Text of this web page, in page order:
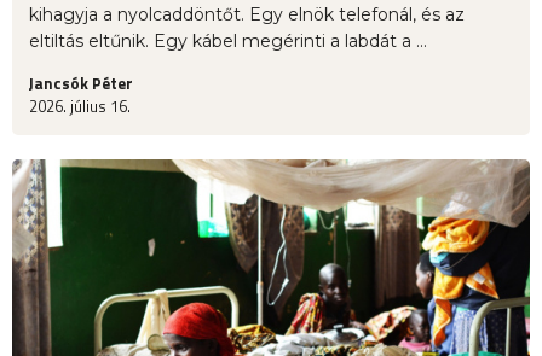
kihagyja a nyolcaddöntőt. Egy elnök telefonál, és az
eltiltás eltűnik. Egy kábel megérinti a labdát a ...
Jancsók Péter
2026. július 16.